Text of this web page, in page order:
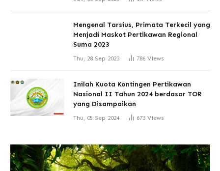
Mengenal Tarsius, Primata Terkecil yang
Menjadi Maskot Pertikawan Regional
Suma 2023
Thu, 28 Sep 2023 786 Views
Inilah Kuota Kontingen Pertikawan
Nasional II Tahun 2024 berdasar TOR
yang Disampaikan
Thu, 05 Sep 2024 673 Views